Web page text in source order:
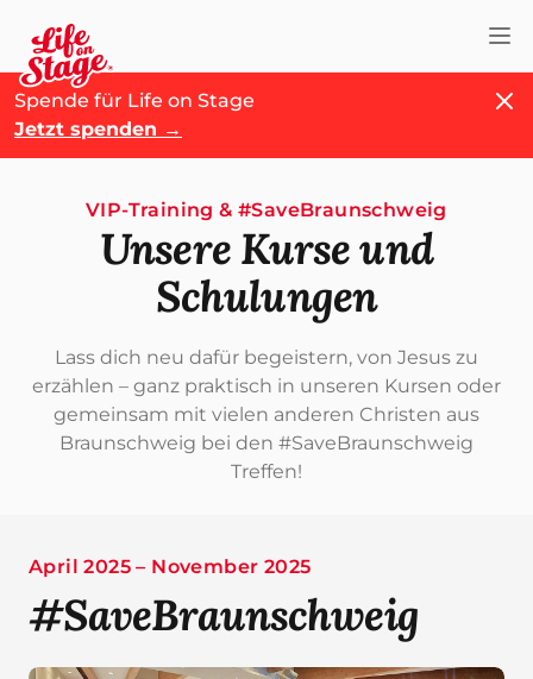
Spende für Life on Stage
Jetzt spenden →
VIP-Training & #SaveBraunschweig
Unsere Kurse und
Schulungen
Lass dich neu dafür begeistern, von Jesus zu
erzählen – ganz praktisch in unseren Kursen oder
gemeinsam mit vielen anderen Christen aus
Braunschweig bei den #SaveBraunschweig
Treffen!
April 2025 – November 2025
#SaveBraunschweig